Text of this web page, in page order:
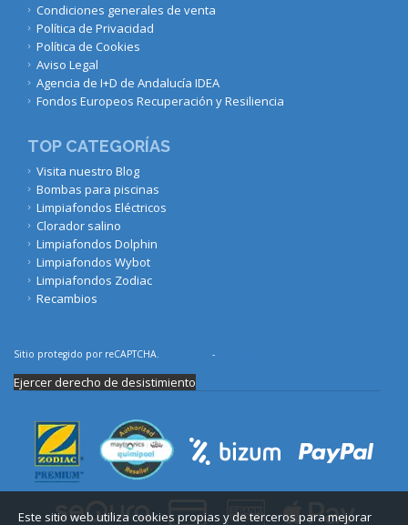
Condiciones generales de venta
Política de Privacidad
Política de Cookies
Aviso Legal
Agencia de I+D de Andalucía IDEA
Fondos Europeos Recuperación y Resiliencia
TOP CATEGORÍAS
Visita nuestro Blog
Bombas para piscinas
Limpiafondos Eléctricos
Clorador salino
Limpiafondos Dolphin
Limpiafondos Wybot
Limpiafondos Zodiac
Recambios
Este sitio web utiliza cookies propias y de terceros para mejorar
Sitio protegido por reCAPTCHA. -
Ejercer derecho de desistimiento